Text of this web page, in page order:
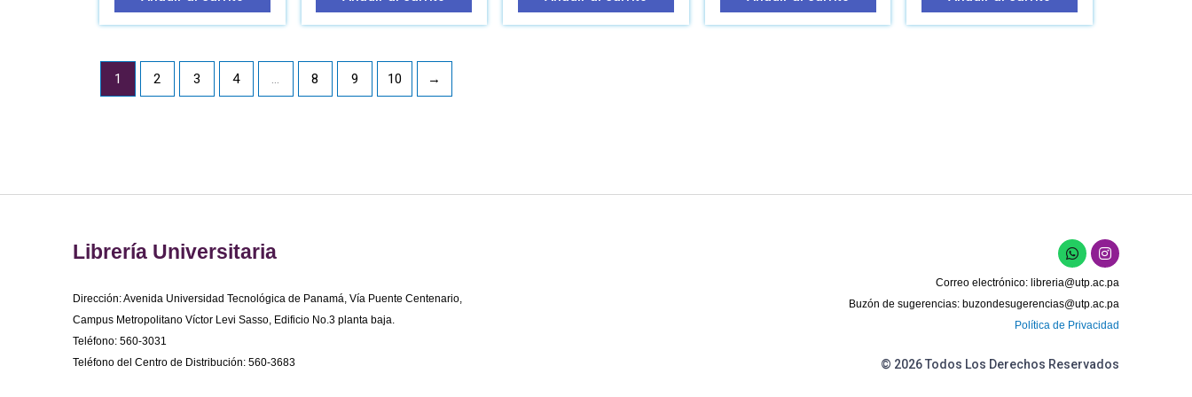
1 2 3 4 … 8 9 10 →
Librería Universitaria
Dirección: Avenida Universidad Tecnológica de Panamá, Vía Puente Centenario,
Campus Metropolitano Víctor Levi Sasso, Edificio No.3 planta baja.
Teléfono: 560-3031
Teléfono del Centro de Distribución: 560-3683
W
h
a
t
s
p
I
n
s
t
a
r
m
Correo electrónico: libreria@utp.ac.pa
Buzón de sugerencias: buzondesugerencias@utp.ac.pa
Política de Privacidad
© 2026 Todos Los Derechos Reservados